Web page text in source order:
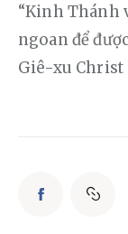
“Kinh Thánh
ngoan để
Giê-xu Christ